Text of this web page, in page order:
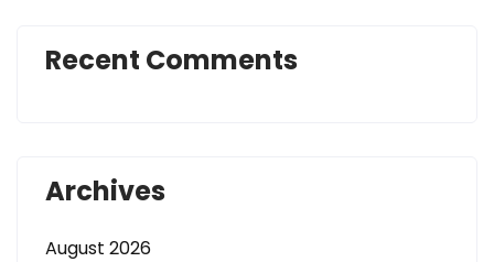
Recent Comments
Archives
August 2026